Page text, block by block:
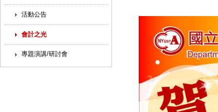
活動公告
會計之光
專題演講/研討會